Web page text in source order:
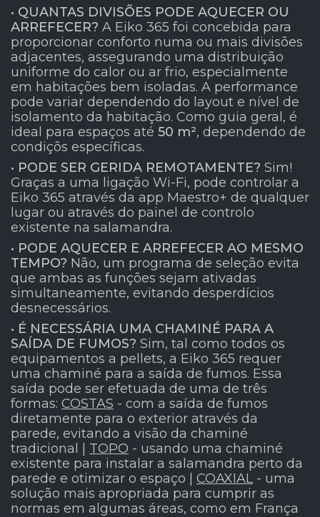
• QUANTAS DIVISÕES PODE AQUECER OU
ARREFECER? A Eiko 365 foi concebida para
proporcionar conforto numa ou mais divisões
adjacentes, assegurando uma distribuição
uniforme do calor ou ar frio, especialmente
em habitações bem isoladas. A performance
pode variar dependendo do layout e nível de
isolamento da habitação. Como guia geral, é
ideal para espaços até 50 m², dependendo de
condiçõs específicas.
• PODE SER GERIDA REMOTAMENTE? Sim!
Graças a uma ligação Wi-Fi, pode controlar a
Eiko 365 através da app Maestro+ de qualquer
lugar ou através do painel de controlo
existente na salamandra.
• PODE AQUECER E ARREFECER AO MESMO
TEMPO? Não, um programa de seleção evita
que ambas as funções sejam ativadas
simultaneamente, evitando desperdícios
desnecessários.
• É NECESSÁRIA UMA CHAMINÉ PARA A
SAÍDA DE FUMOS? Sim, tal como todos os
equipamentos a pellets, a Eiko 365 requer
uma chaminé para a saída de fumos. Essa
saída pode ser efetuada de uma de três
formas: COSTAS - com a saída de fumos
diretamente para o exterior através da
parede, evitando a visão da chaminé
tradicional | TOPO - usando uma chaminé
existente para instalar a salamandra perto da
parede e otimizar o espaço | COAXIAL - uma
solução mais apropriada para cumprir as
normas em algumas áreas, como em França